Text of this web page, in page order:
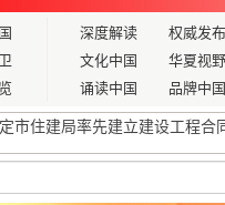
深度解读
权威发布
文化中国
华夏视野
诵读中国
品牌中国
十件惠民实事出炉